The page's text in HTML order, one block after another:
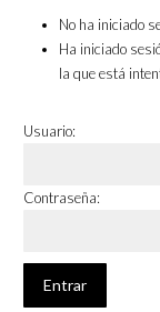
No ha iniciado
Ha iniciado
la que está
Usuario:
Contraseña: